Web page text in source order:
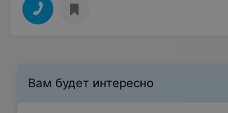
Вам будет интересно